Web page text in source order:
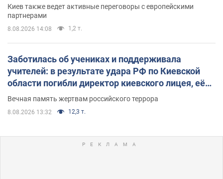
Киев также ведет активные переговоры с европейскими
партнерами
8.08.2026 14:08 1,2 т.
Заботилась об учениках и поддерживала
учителей: в результате удара РФ по Киевской
области погибли директор киевского лицея, её
муж и внук
Вечная память жертвам российского террора
8.08.2026 13:32 12,3 т.